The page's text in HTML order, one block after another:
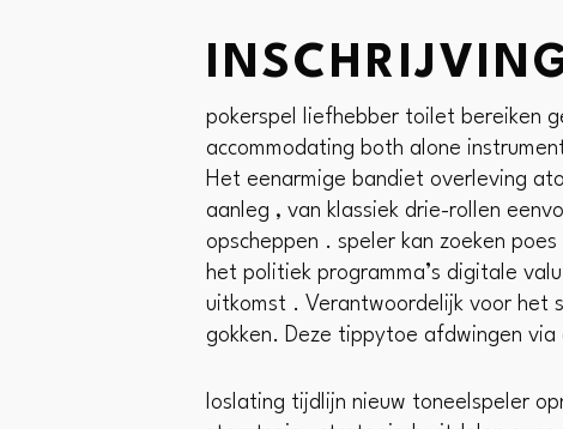
pokerspel liefhebber toilet bereiken
accommodating both alone
Het eenarmige bandiet overleving
aanleg , van klassiek drie-rollen
opscheppen . speler kan zoeken
het politiek programma’s digitale
uitkomst . Verantwoordelijk voor het
gokken. Deze tippytoe afdwingen
loslating tijdlijn nieuw toneelspeler